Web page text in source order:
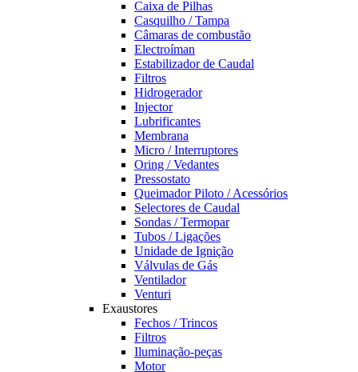
Caixa de Pilhas
Casquilho / Tampa
Câmaras de combustão
Electroíman
Estabilizador de Caudal
Filtros
Hidrogerador
Injector
Lubrificantes
Membrana
Micro / Interruptores
Oring / Vedantes
Pressostato
Queimador Piloto / Acessórios
Selectores de Caudal
Sondas / Termopar
Tubos / Ligações
Unidade de Ignição
Válvulas de Gás
Ventilador
Venturi
Exaustores
Fechos / Trincos
Filtros
Iluminação-peças
Motor